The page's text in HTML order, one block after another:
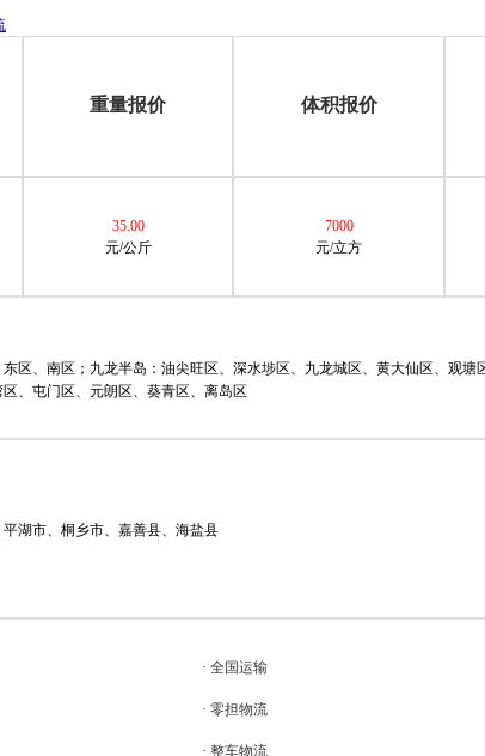
重量报价 体积报价
35.00
元/公斤
7000
元/立方
区、南区；九龙半岛：油尖旺区、深水埗区、九龙城区、黄大仙区、观塘
、屯门区、元朗区、葵青区、离岛区
湖市、桐乡市、嘉善县、海盐县
· 全国运输
· 零担物流
· 整车物流